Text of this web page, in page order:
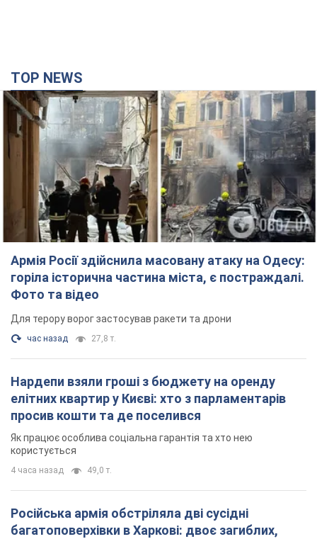
TOP NEWS
Армія Росії здійснила масовану атаку на Одесу:
горіла історична частина міста, є постраждалі.
Фото та відео
Для терору ворог застосував ракети та дрони
час назад 27,8 т.
Нардепи взяли гроші з бюджету на оренду
елітних квартир у Києві: хто з парламентарів
просив кошти та де поселився
Як працює особлива соціальна гарантія та хто нею
користується
4 часа назад 49,0 т.
Російська армія обстріляла дві сусідні
багатоповерхівки в Харкові: двоє загиблих,